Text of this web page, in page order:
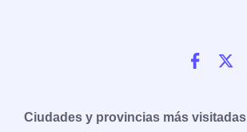
Ciudades y provincias más visitadas